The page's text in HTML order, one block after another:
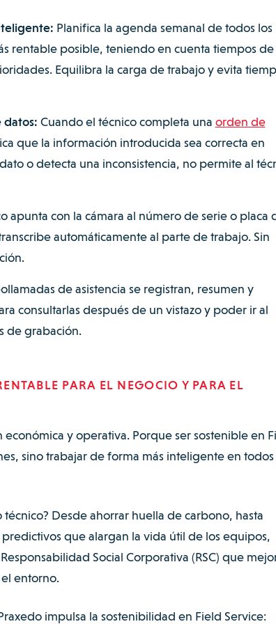
Planifica la agenda semanal de todos los
rentable posible, teniendo en cuenta tiempos de
Equilibra la carga de trabajo y evita
datos: Cuando el técnico completa una orden de
que la información introducida sea correcta en
o detecta una inconsistencia, no permite al
apunta con la cámara al número de serie o placa
automáticamente al parte de trabajo. Sin
de asistencia se registran, resumen y
consultarlas después de un vistazo y poder ir al
de grabación.
PARA EL NEGOCIO Y PARA EL
y operativa. Porque ser sostenible en
sino trabajar de forma más inteligente en todos
Desde ahorrar huella de carbono, hasta
que alargan la vida útil de los equipos,
Social Corporativa (RSC) que
entorno.
impulsa la sostenibilidad en Field Service: